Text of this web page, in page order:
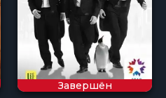
Завершён